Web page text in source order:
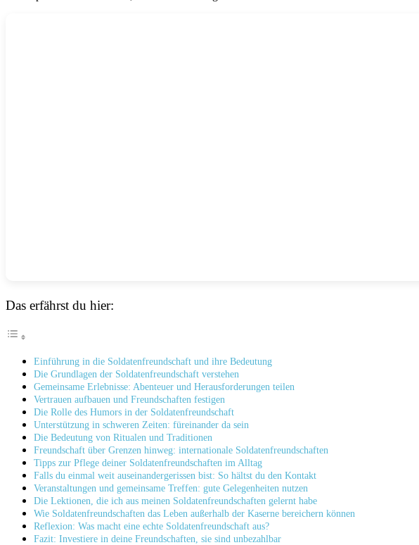
Das erfährst du hier:
Einführung ‍in die ⁤Soldatenfreundschaft und ihre Bedeutung
Die Grundlagen der ⁣Soldatenfreundschaft ⁣verstehen
Gemeinsame Erlebnisse: Abenteuer und Herausforderungen teilen
Vertrauen aufbauen und Freundschaften festigen
Die Rolle ‍des Humors in der Soldatenfreundschaft
Unterstützung in‌ schweren Zeiten:⁤ füreinander ⁣da sein
Die Bedeutung von⁣ Ritualen und Traditionen
Freundschaft über ‍Grenzen ​hinweg: internationale Soldatenfreundschaften
Tipps‍ zur ‍Pflege deiner⁤ Soldatenfreundschaften im Alltag
Falls du ‌einmal weit auseinandergerissen bist: So ‍hältst ‍du den Kontakt
Veranstaltungen und gemeinsame‍ Treffen: gute Gelegenheiten ⁤nutzen
Die Lektionen, die ich aus meinen ‌Soldatenfreundschaften ‍gelernt habe
Wie Soldatenfreundschaften das Leben außerhalb ​der Kaserne bereichern​ können
Reflexion: Was macht eine echte⁢ Soldatenfreundschaft aus?
Fazit: Investiere in deine Freundschaften, sie sind unbezahlbar